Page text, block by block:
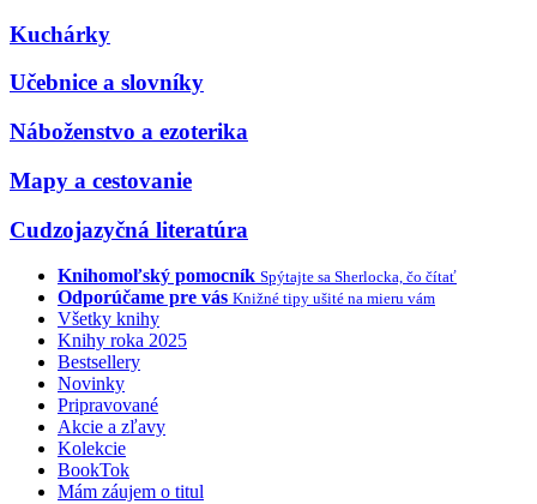
Kuchárky
Učebnice a slovníky
Náboženstvo a ezoterika
Mapy a cestovanie
Cudzojazyčná literatúra
Knihomoľský pomocník Spýtajte sa Sherlocka, čo čítať
Odporúčame pre vás Knižné tipy ušité na mieru vám
Všetky knihy
Knihy roka 2025
Bestsellery
Novinky
Pripravované
Akcie a zľavy
Kolekcie
BookTok
Mám záujem o titul